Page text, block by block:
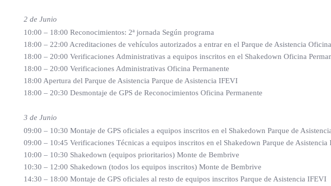
2 de Junio
10:00 – 18:00 Reconocimientos: 2ª jornada Según programa
18:00 – 22:00 Acreditaciones de vehículos autorizados a entrar en el Parque de Asistencia
18:00 – 20:00 Verificaciones Administrativas a equipos inscritos en el Shakedown Oficina
18:00 – 20:00 Verificaciones Administrativas Oficina Permanente
18:00 Apertura del Parque de Asistencia Parque de Asistencia IFEVI
18:00 – 20:30 Desmontaje de GPS de Reconocimientos Oficina Permanente
3 de Junio
09:00 – 10:30 Montaje de GPS oficiales a equipos inscritos en el Shakedown Parque de
09:00 – 10:45 Verificaciones Técnicas a equipos inscritos en el Shakedown Parque de Asistencia
10:00 – 10:30 Shakedown (equipos prioritarios) Monte de Bembrive
10:30 – 12:00 Shakedown (todos los equipos inscritos) Monte de Bembrive
14:30 – 18:00 Montaje de GPS oficiales al resto de equipos inscritos Parque de Asistencia IFEVI